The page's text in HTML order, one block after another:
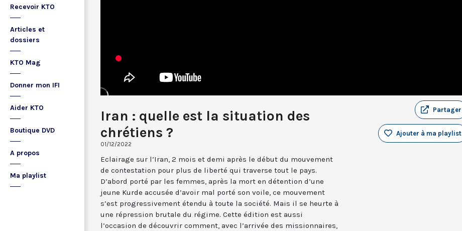
Recevoir KTO
Articles et
dossiers
KTO Mag
Donner mon IFI
Aider KTO
Boutique DVD
A propos
Ma playlist
Iran : quelle est la situation des
chrétiens ?
01/12/2022
Partager
Ajouter à ma playlist
Eclairage sur l’Iran, 2 mois et demi après le début du mouvement
de contestation pour plus de liberté qui traverse tout le pays.
D’abord porté par les femmes, après la mort en détention d’une
jeune Kurde accusée d’avoir mal porté son voile, ce mouvement
s’est progressivement étendu à toute la société. Mais il se heurte à
une répression brutale du régime. Cette édition est aussi
l’occasion de découvrir comment, avec l’arrivée des missionnaires,